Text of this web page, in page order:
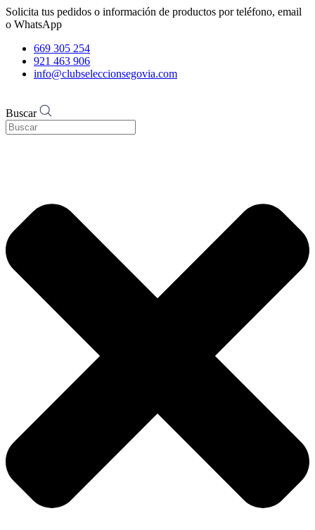
Solicita tus pedidos o información de productos por teléfono, email
o WhatsApp
669 305 254
921 463 906
info@clubseleccionsegovia.com
Buscar